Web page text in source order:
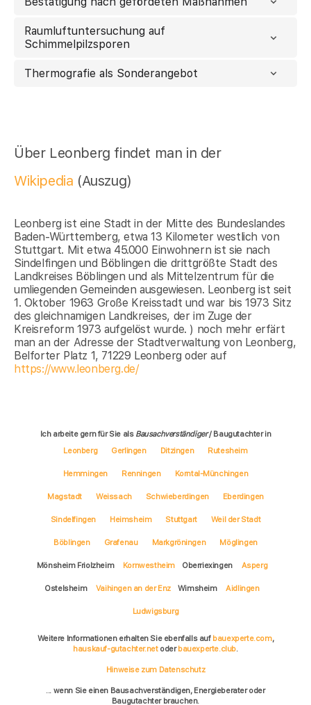
Raumluftuntersuchung auf
Schimmelpilzsporen
Thermografie als Sonderangebot
Über Leonberg findet man in der
Wikipedia (Auszug)
Leonberg ist eine Stadt in der Mitte des Bundeslandes
Baden-Württemberg, etwa 13 Kilometer westlich von
Stuttgart. Mit etwa 45.000 Einwohnern ist sie nach
Sindelfingen und Böblingen die drittgrößte Stadt des
Landkreises Böblingen und als Mittelzentrum für die
umliegenden Gemeinden ausgewiesen. Leonberg ist seit
1. Oktober 1963 Große Kreisstadt und war bis 1973 Sitz
des gleichnamigen Landkreises, der im Zuge der
Kreisreform 1973 aufgelöst wurde. ) noch mehr erfärt
man an der Adresse der Stadtverwaltung von Leonberg,
Belforter Platz 1, 71229 Leonberg oder auf
https://www.leonberg.de/
Ich arbeite gern für Sie als Bausachverständiger/ Baugutachter in
Leonberg
Gerlingen Ditzingen Rutesheim
Hemmingen Renningen Korntal-Münchingen
Magstadt Weissach Schwieberdingen Eberdingen
Sindelfingen Heimsheim Stuttgart Weil der Stadt
Böblingen Grafenau Markgröningen Möglingen
Mönsheim Friolzheim Kornwestheim Oberriexingen Asperg
Ostelsheim Vaihingen an der Enz Wimsheim Aidlingen
Ludwigsburg
Weitere Informationen erhalten Sie ebenfalls auf bauexperte.com,
hauskauf-gutachter.netoderbauexperte.club.
Hinweise zum Datenschutz
... wenn Sie einen Bausachverständigen, Energieberater oder
Baugutachter brauchen.